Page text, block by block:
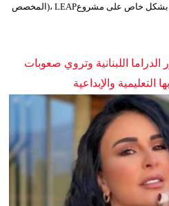
المشاريع قيد التنفيذ، وجرى التركيز بشكل خاص على مشروعLEAP ،(المخصص
اللبنانية وتروي صعوبات
التعليمية والإبداعية